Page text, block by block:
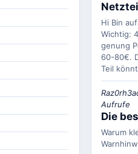
Hi Bin
Wichtig:
genung
60-80€.
Teil
Aufrufe
Die
Warum